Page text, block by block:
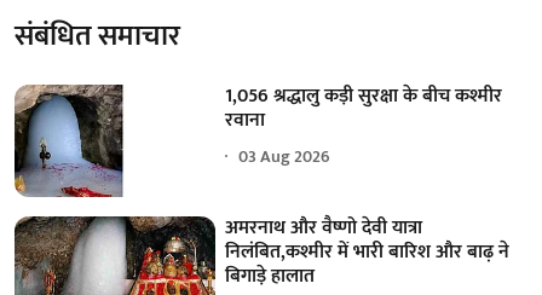
संबंधित समाचार
1,056 श्रद्धालु कड़ी सुरक्षा के बीच कश्मीर
रवाना
03 Aug 2026
अमरनाथ और वैष्णो देवी यात्रा
निलंबित,कश्मीर में भारी बारिश और बाढ़ ने
बिगाड़े हालात